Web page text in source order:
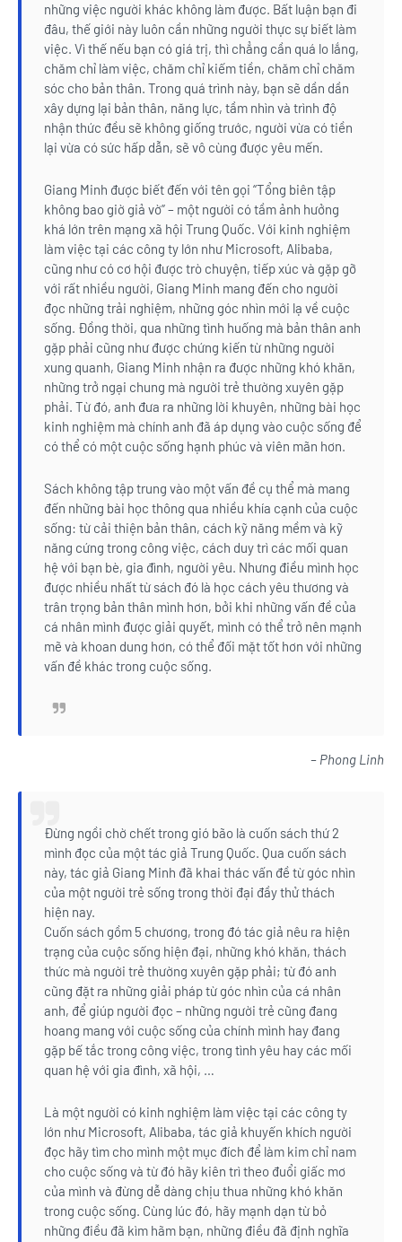
những việc người khác không làm được. Bất luận bạn đi
đâu, thế giới này luôn cần những người thực sự biết làm
việc. Vì thế nếu bạn có giá trị, thì chẳng cần quá lo lắng,
chăm chỉ làm việc, chăm chỉ kiếm tiền, chăm chỉ chăm
sóc cho bản thân. Trong quá trình này, bạn sẽ dần dần
xây dựng lại bản thân, năng lực, tầm nhìn và trình độ
nhận thức đều sẽ không giống trước, người vừa có tiền
lại vừa có sức hấp dẫn, sẽ vô cùng được yêu mến.
Giang Minh được biết đến với tên gọi “Tổng biên tập
không bao giờ giả vờ” – một người có tầm ảnh hưởng
khá lớn trên mạng xã hội Trung Quốc. Với kinh nghiệm
làm việc tại các công ty lớn như Microsoft, Alibaba,
cũng như có cơ hội được trò chuyện, tiếp xúc và gặp gỡ
với rất nhiều người, Giang Minh mang đến cho người
đọc những trải nghiệm, những góc nhìn mới lạ về cuộc
sống. Đồng thời, qua những tình huống mà bản thân anh
gặp phải cũng như được chứng kiến từ những người
xung quanh, Giang Minh nhận ra được những khó khăn,
những trở ngại chung mà người trẻ thường xuyên gặp
phải. Từ đó, anh đưa ra những lời khuyên, những bài học
kinh nghiệm mà chính anh đã áp dụng vào cuộc sống để
có thể có một cuộc sống hạnh phúc và viên mãn hơn.
Sách không tập trung vào một vấn đề cụ thể mà mang
đến những bài học thông qua nhiều khía cạnh của cuộc
sống: từ cải thiện bản thân, cách kỹ năng mềm và kỹ
năng cứng trong công việc, cách duy trì các mối quan
hệ với bạn bè, gia đình, người yêu. Nhưng điều mình học
được nhiều nhất từ sách đó là học cách yêu thương và
trân trọng bản thân mình hơn, bởi khi những vấn đề của
cá nhân mình được giải quyết, mình có thể trở nên mạnh
mẽ và khoan dung hơn, có thể đối mặt tốt hơn với những
vấn đề khác trong cuộc sống.
– ‎Phong Linh‎
Đừng ngồi chờ chết trong gió bão là cuốn sách thứ 2
mình đọc của một tác giả Trung Quốc. Qua cuốn sách
này, tác giả Giang Minh đã khai thác vấn đề từ góc nhìn
của một người trẻ sống trong thời đại đầy thử thách
hiện nay.
Cuốn sách gồm 5 chương, trong đó tác giả nêu ra hiện
trạng của cuộc sống hiện đại, những khó khăn, thách
thức mà người trẻ thường xuyên gặp phải; từ đó anh
cũng đặt ra những giải pháp từ góc nhìn của cá nhân
anh, để giúp người đọc – những người trẻ cũng đang
hoang mang với cuộc sống của chính mình hay đang
gặp bế tắc trong công việc, trong tình yêu hay các mối
quan hệ với gia đình, xã hội, …
Là một người có kinh nghiệm làm việc tại các công ty
lớn như Microsoft, Alibaba, tác giả khuyến khích người
đọc hãy tìm cho mình một mục đích để làm kim chỉ nam
cho cuộc sống và từ đó hãy kiên trì theo đuổi giấc mơ
của mình và đừng dễ dàng chịu thua những khó khăn
trong cuộc sống. Cùng lúc đó, hãy mạnh dạn từ bỏ
những điều đã kìm hãm bạn, những điều đã định nghĩa